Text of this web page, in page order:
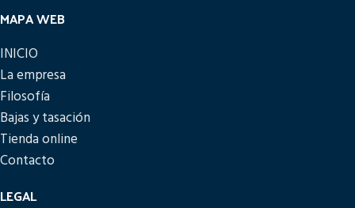
MAPA WEB
INICIO
La empresa
Filosofía
Bajas y tasación
Tienda online
Contacto
LEGAL